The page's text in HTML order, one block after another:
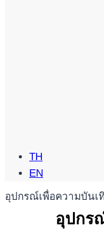
อุปกรณ์เพื่อความบันเ
อุปกร
TH
EN